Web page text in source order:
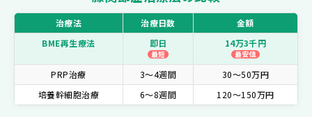
治療法 治療日数
金額
BME再生療法
即日
最短
14万3千円
最安値
PRP治療 3～4週間
30～50万円
培養幹細胞治療
6～8週間 120～150万円